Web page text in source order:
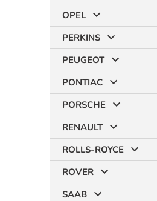
OPEL
PERKINS
PEUGEOT
PONTIAC
PORSCHE
RENAULT
ROLLS-ROYCE
ROVER
SAAB